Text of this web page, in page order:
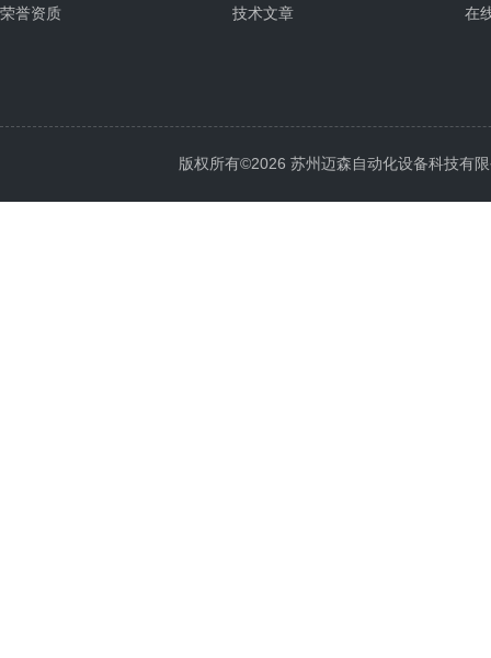
荣誉资质 技术文章 在
版权所有©2026 苏州迈森自动化设备科技有